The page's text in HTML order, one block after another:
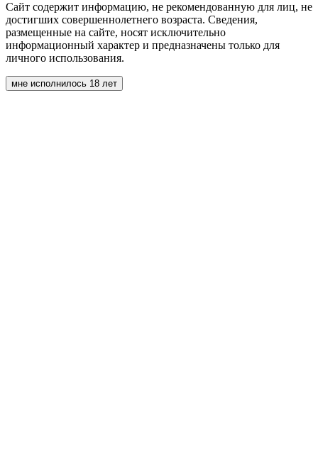
Сайт содержит информацию, не рекомендованную для лиц, не
достигших совершеннолетнего возраста. Сведения,
размещенные на сайте, носят исключительно
информационный характер и предназначены только для
личного использования.
мне исполнилось 18 лет